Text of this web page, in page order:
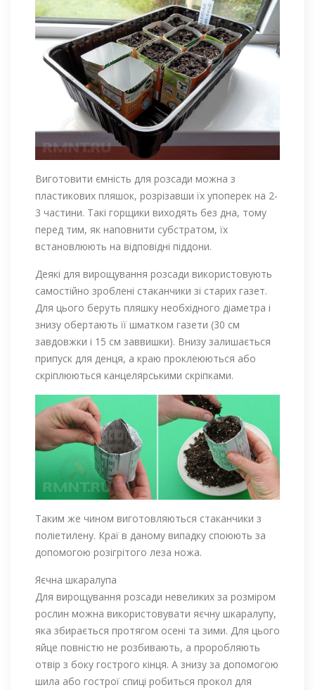
Виготовити ємність для розсади можна з
пластикових пляшок, розрізавши їх упоперек на 2-
3 частини. Такі горщики виходять без дна, тому
перед тим, як наповнити субстратом, їх
встановлюють на відповідні піддони.
Деякі для вирощування розсади використовують
самостійно зроблені стаканчики зі старих газет.
Для цього беруть пляшку необхідного діаметра і
знизу обертають її шматком газети (30 см
завдовжки і 15 см заввишки). Внизу залишається
припуск для денця, а краю проклеюються або
скріплюються канцелярськими скріпками.
Таким же чином виготовляються стаканчики з
поліетилену. Краї в даному випадку споюють за
допомогою розігрітого леза ножа.
Яєчна шкаралупа
Для вирощування розсади невеликих за розміром
рослин можна використовувати яєчну шкаралупу,
яка збирається протягом осені та зими. Для цього
яйце повністю не розбивають, а проробляють
отвір з боку гострого кінця. А знизу за допомогою
шила або гострої спиці робиться прокол для